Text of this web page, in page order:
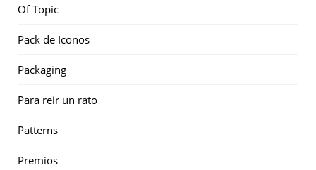
Of Topic
Pack de Iconos
Packaging
Para reir un rato
Patterns
Premios